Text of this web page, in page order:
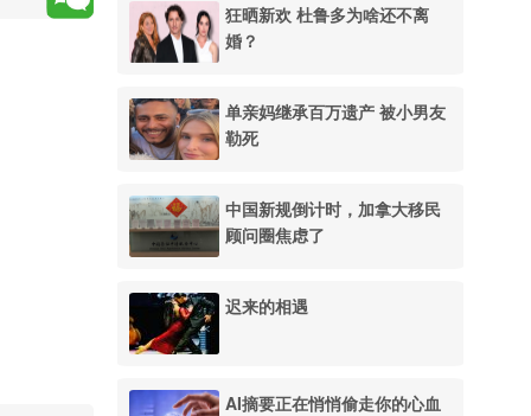
狂晒新欢 杜鲁多为啥还不离
婚？
单亲妈继承百万遗产 被小男友
勒死
中国新规倒计时，加拿大移民
顾问圈焦虑了
迟来的相遇
AI摘要正在悄悄偷走你的心血